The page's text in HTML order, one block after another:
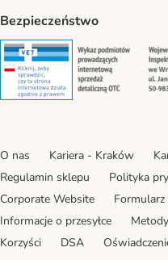
Bezpieczeństwo
Security
O nas Kariera - Kraków
Regulamin sklepu
Polityka
Corporate Website
Informacje o przesyłce
Korzyści
DSA